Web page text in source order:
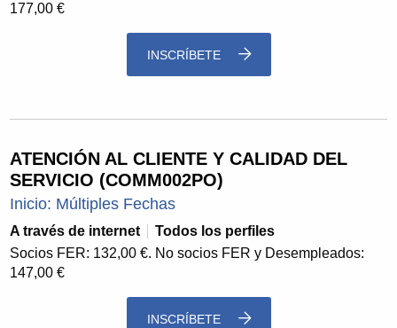
177,00 €
INSCRÍBETE
ATENCIÓN AL CLIENTE Y CALIDAD DEL
SERVICIO (COMM002PO)
Inicio: Múltiples Fechas
A través de internet
Todos los perfiles
Socios FER: 132,00 €. No socios FER y Desempleados:
147,00 €
INSCRÍBETE